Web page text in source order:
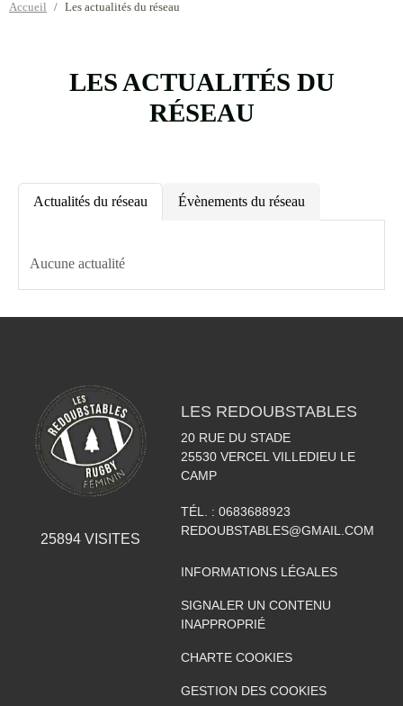
Accueil Les actualités du réseau
LES ACTUALITÉS DU
RÉSEAU
Actualités du réseau Évènements du réseau
Aucune actualité
25894VISITES
LES REDOUBSTABLES
20 RUE DU STADE
25530 VERCEL VILLEDIEU LE
CAMP
TÉL. : 0683688923
REDOUBSTABLES@GMAIL.COM
INFORMATIONS LÉGALES
SIGNALER UN CONTENU
INAPPROPRIÉ
CHARTE COOKIES
GESTION DES COOKIES